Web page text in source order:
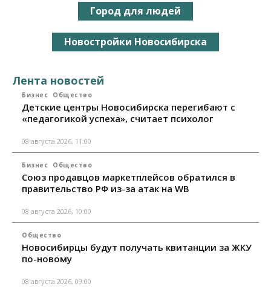
Город для людей
Новостройки Новосибирска
Лента новостей
Бизнес Общество
Детские центры Новосибирска перегибают с
«педагогикой успеха», считает психолог
08 августа 2026, 11:00
Бизнес Общество
Союз продавцов маркетплейсов обратился в
правительство РФ из-за атак на WB
08 августа 2026, 10:00
Общество
Новосибирцы будут получать квитанции за ЖКУ
по-новому
08 августа 2026, 09:00